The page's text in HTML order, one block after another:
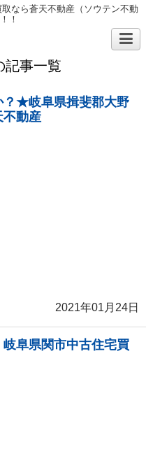
なら蒼天不動産（ソウテン不動
！
記事一覧
★岐阜県揖斐郡大野
動産
2021年01月24日
阜県関市中古住宅買